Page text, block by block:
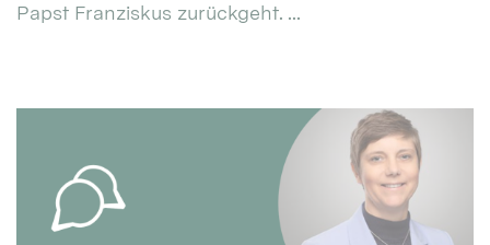
Papst Franziskus zurückgeht. ...